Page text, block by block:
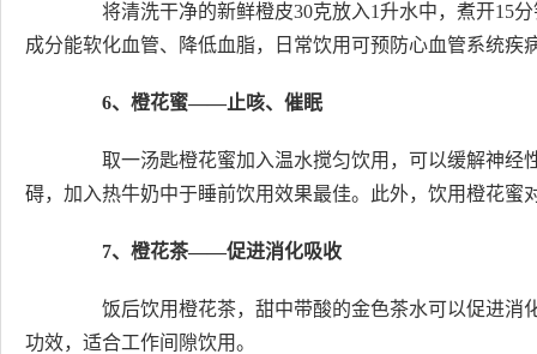
将清洗干净的新鲜橙皮30克放入1升水中，煮开15分
成分能软化血管、降低血脂，日常饮用可预防心血管系统疾
6、橙花蜜——止咳、催眠
取一汤匙橙花蜜加入温水搅匀饮用，可以缓解神经
碍，加入热牛奶中于睡前饮用效果最佳。此外，饮用橙花蜜
7、橙花茶——促进消化吸收
饭后饮用橙花茶，甜中带酸的金色茶水可以促进消
功效，适合工作间隙饮用。